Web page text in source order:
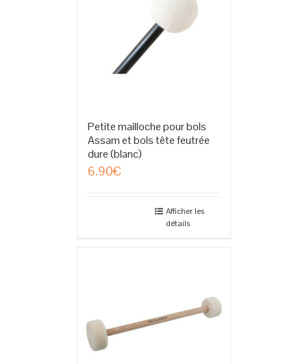
Petite mailloche pour bols
Assam et bols tête feutrée
dure (blanc)
6.90€
Afficher les
détails